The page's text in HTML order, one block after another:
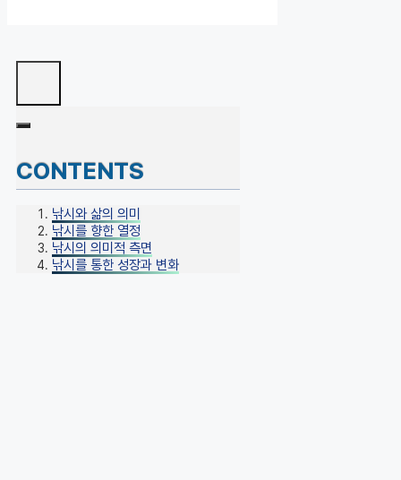
CONTENTS
낚시와 삶의 의미
낚시를 향한 열정
낚시의 의미적 측면
낚시를 통한 성장과 변화